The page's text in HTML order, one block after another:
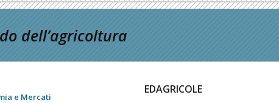
dell’agricoltura
e Mercati
EDAGRICOLE